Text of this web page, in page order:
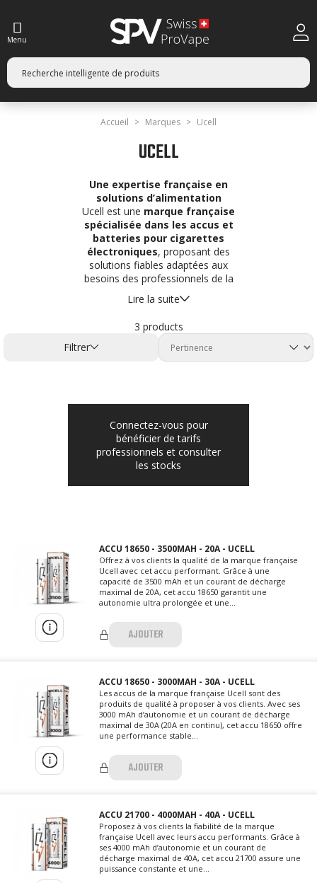
Menu
Accueil Marques Ucell
UCELL
Une expertise française en
solutions d’alimentation
Ucell est une marque française
spécialisée dans les accus et
batteries pour cigarettes
électroniques, proposant des
solutions fiables adaptées aux
besoins des professionnels de la
vape.
formats standards d’accus
(18650, 20700, 21700 selon
destinés aux box mods
compatibilité avec les matériels du
marché.
Grâce à son positionnement clair et
constitue un complément
POURQUOI RÉFÉRENCER
UCELL ?
Marque française dédiée aux accus
Formats compatibles avec de
matériels avancés
Produit complémentaire
indispensable en magasin
Conforme aux exigences du marché
suisse
officiel de Ucell en Suisse. Profitez
fiable pour renforcer votre offre
B2B en solutions d’alimentation.
Lire la suite
3 products
Filtrer
Connectez-vous pour
bénéficier de tarifs
professionnels et consulter
les stocks
ACCU 18650 - 3500MAH - 20A - UCELL
Offrez à vos clients la qualité de la marque française
Ucell avec cet accu performant. Grâce à une
capacité de 3500 mAh et un courant de décharge
maximal de 20A, cet accu 18650 garantit une
autonomie ultra prolongée et une...
AJOUTER
ACCU 18650 - 3000MAH - 30A - UCELL
Les accus de la marque française Ucell sont des
produits de qualité à proposer à vos clients. Avec ses
3000 mAh d’autonomie et un courant de décharge
maximal de 30A (20A en continu), cet accu 18650 offre
une performance stable...
AJOUTER
ACCU 21700 - 4000MAH - 40A - UCELL
Proposez à vos clients la fiabilité de la marque
française Ucell avec leurs accu performants. Grâce à
ses 4000 mAh d’autonomie et un courant de
décharge maximal de 40A, cet accu 21700 assure une
puissance constante et une...